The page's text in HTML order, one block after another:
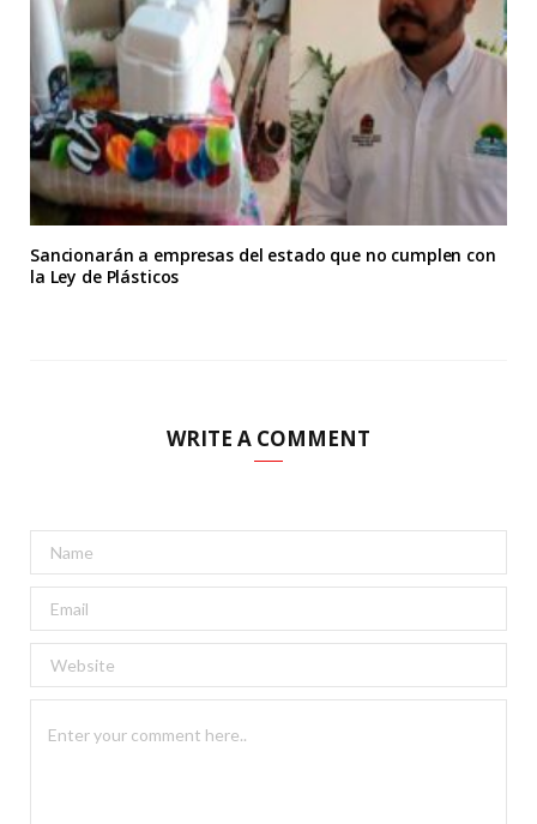
Sancionarán a empresas del estado que no cumplen con
la Ley de Plásticos
WRITE A COMMENT